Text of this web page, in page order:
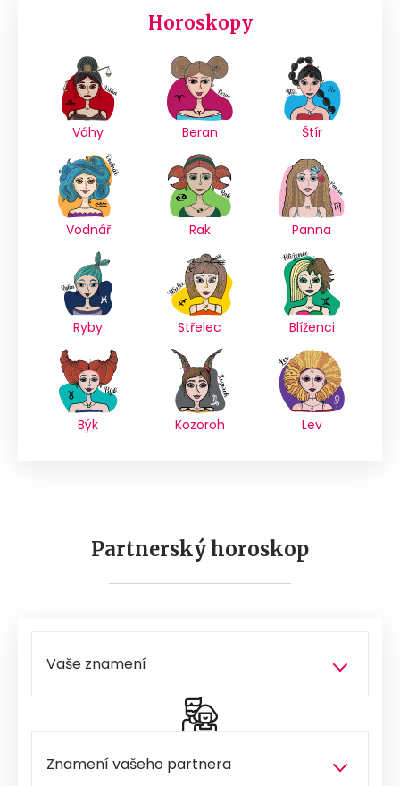
Horoskopy
Váhy Beran Štír
Vodnář Rak Panna
Ryby Střelec Blíženci
Býk Kozoroh Lev
Partnerský horoskop